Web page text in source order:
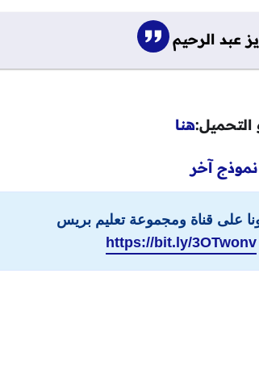
عبد الرحيم
التحميل:هنا
آخر
على قناة ومجموعة تعليم بريس
https://bit.ly/3OTwonv